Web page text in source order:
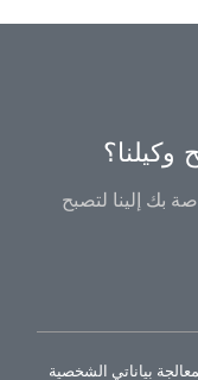
بك إلينا لتصبح
بياناتي الشخصية